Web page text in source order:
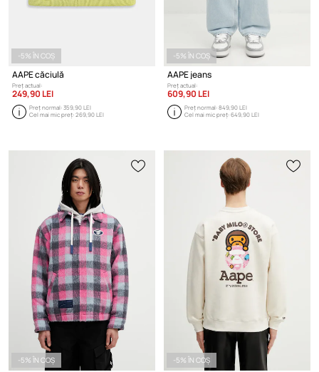
-5% ÎN COȘ
AAPE căciulă
Preț actual:
249,90 LEI
Preț normal:359,90 LEI
Cel mai mic preț:269,90 LEI
-5% ÎN COȘ
AAPE jeans
Preț actual:
609,90 LEI
Preț normal:849,90 LEI
Cel mai mic preț:649,90 LEI
-5% ÎN COȘ -5% ÎN COȘ